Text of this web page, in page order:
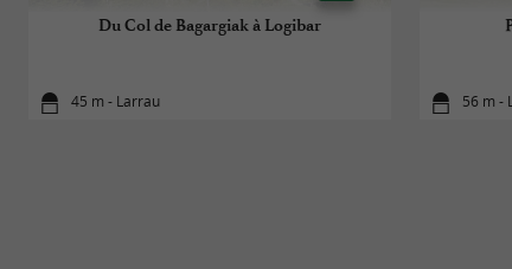
Du Col de Bagargiak à Logibar
45 m - Larrau 56 m -